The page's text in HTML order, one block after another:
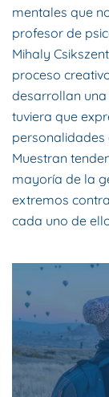
mentales que
profesor de
Mihaly
proceso
desarrollan
tuviera que
personalidades
Muestran
mayoría de la
extremos
cada uno de